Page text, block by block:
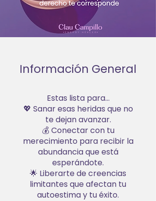
Información General
Estas lista para...
💖 Sanar esas heridas que no
te dejan avanzar.
💰 Conectar con tu
merecimiento para recibir la
abundancia que está
esperándote.
🌟 Liberarte de creencias
limitantes que afectan tu
autoestima y tu éxito.